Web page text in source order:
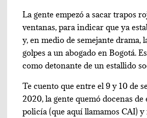
La gente empezó a sacar trapos
ventanas, para indicar que ya
y, en medio de semejante drama,
golpes a un abogado en Bogotá.
como detonante de un estallido
Te cuento que entre el 9 y 10 de
2020, la gente quemó docenas de
policía (que aquí llamamos CAI)